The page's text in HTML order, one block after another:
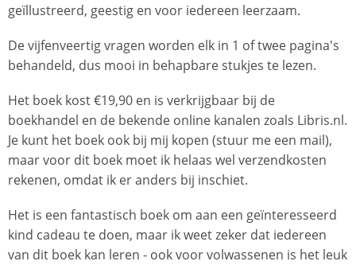
geïllustreerd, geestig en voor iedereen leerzaam.
De vijfenveertig vragen worden elk in 1 of twee pagina's
behandeld, dus mooi in behapbare stukjes te lezen.
Het boek kost €19,90 en is verkrijgbaar bij de
boekhandel en de bekende online kanalen zoals Libris.nl.
Je kunt het boek ook bij mij kopen (stuur me een mail),
maar voor dit boek moet ik helaas wel verzendkosten
rekenen, omdat ik er anders bij inschiet.
Het is een fantastisch boek om aan een geïnteresseerd
kind cadeau te doen, maar ik weet zeker dat iedereen
van dit boek kan leren - ook voor volwassenen is het leuk